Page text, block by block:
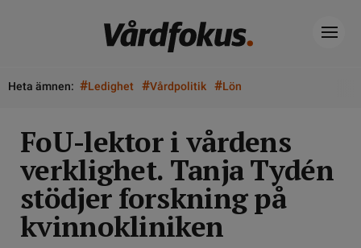
Heta ämnen: #Ledighet #Vårdpolitik #Lön
FoU-lektor i vårdens
verklighet. Tanja Tydén
stödjer forskning på
kvinnokliniken